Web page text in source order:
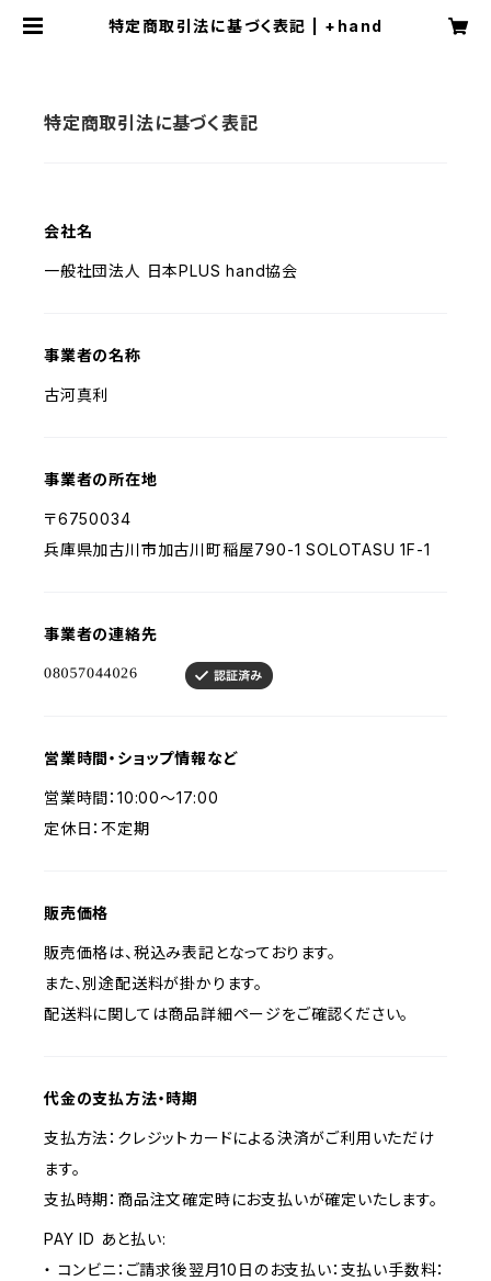
特定商取引法に基づく表記 | +hand
特定商取引法に基づく表記
会社名
一般社団法人 日本PLUS hand協会
事業者の名称
古河真利
事業者の所在地
〒6750034
兵庫県加古川市加古川町稲屋790-1 SOLOTASU 1F-1
事業者の連絡先
営業時間・ショップ情報など
営業時間：10:00〜17:00
定休日：不定期
販売価格
販売価格は、税込み表記となっております。
また、別途配送料が掛かります。
配送料に関しては商品詳細ページをご確認ください。
代金の支払方法・時期
支払方法：クレジットカードによる決済がご利用いただけ
ます。
支払時期：商品注文確定時にお支払いが確定いたします。
PAY ID あと払い:
・ コンビニ：ご請求後翌月10日のお支払い：支払い手数料：